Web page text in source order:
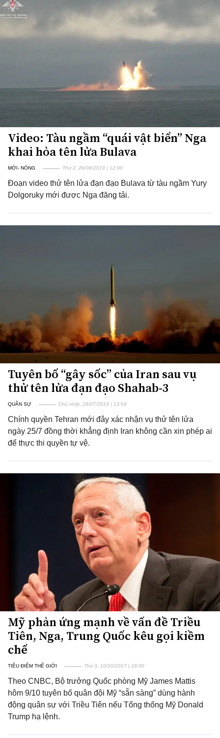
Video: Tàu ngầm “quái vật biển” Nga
khai hỏa tên lửa Bulava
MỚI- NÓNG Thứ 2, 26/08/2019 | 12:00
Đoạn video thử tên lửa đạn đạo Bulava từ tàu ngầm Yury
Dolgoruky mới được Nga đăng tải.
Tuyên bố “gây sốc” của Iran sau vụ
thử tên lửa đạn đạo Shahab-3
QUÂN SỰ Chủ nhật, 28/07/2019 | 13:04
Chính quyền Tehran mới đây xác nhận vụ thử tên lửa
ngày 25/7 đồng thời khẳng định Iran không cần xin phép ai
để thực thi quyền tự vệ.
Mỹ phản ứng mạnh về vấn đề Triều
Tiên, Nga, Trung Quốc kêu gọi kiềm
chế
TIÊU ĐIỂM THẾ GIỚI Thứ 3, 10/10/2017 | 18:00
Theo CNBC, Bộ trưởng Quốc phòng Mỹ James Mattis
hôm 9/10 tuyên bố quân đội Mỹ “sẵn sàng” dùng hành
động quân sự với Triều Tiên nếu Tổng thống Mỹ Donald
Trump hạ lệnh.